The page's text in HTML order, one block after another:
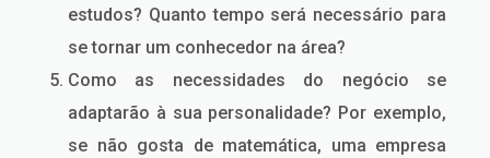
estudos? Quanto tempo será necessário para
se tornar um conhecedor na área?
Como as necessidades do negócio se
adaptarão à sua personalidade? Por exemplo,
se não gosta de matemática, uma empresa